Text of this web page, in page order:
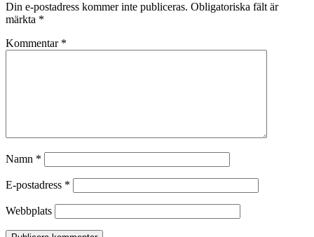
Din e-postadress kommer inte publiceras. Obligatoriska fält är
märkta *
Kommentar *
Namn *
E-postadress *
Webbplats